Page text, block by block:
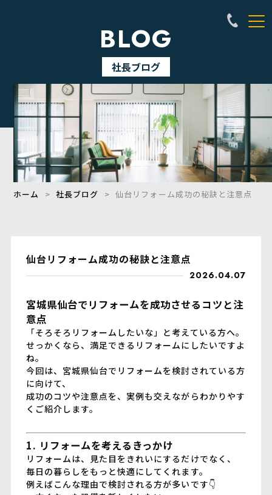
BLOG
社長ブログ
ホーム 社長ブログ 仙台リフォーム成功の秘訣と注意点
仙台リフォーム成功の秘訣と注意点
2026.04.07
宮城県仙台でリフォームを成功させるコツと注
意点
「そろそろリフォームしたいな」と考えている方へ。
せっかくなら、満足できるリフォームにしたいですよ
ね。
今回は、宮城県仙台でリフォームを検討されている方
に向けて、
成功のコツや注意点を、実例も交えながらわかりやす
くご紹介します。
1. リフォームを考えるきっかけ
リフォームは、見た目をきれいにするだけでなく、
毎日の暮らしをもっと快適にしてくれます。
例えばこんな理由で検討される方が多いです👇